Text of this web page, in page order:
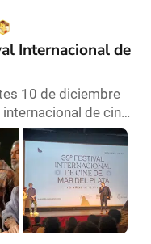
Internacional de
10 de diciembre
de cine
entre ellas,
Reitman,
en tiempo real las
del famoso
Saturday
Saturday